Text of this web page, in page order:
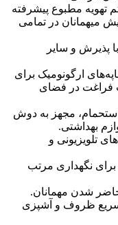
تهویه مطبوع پیشرفته
میهمانان در تمامی
پذیرش و سایر
ارگونومیک برای
فراغت در فضای
مجهز به دوش
بهداشتی.
تلویزیونی و
نگهداری مرتب
شدن مهمانان.
ظروف و آشپزی